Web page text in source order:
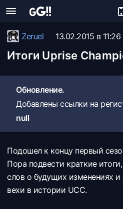
Zeruel 13.02.2015 в 11:26
Итоги Uprise
Обновление.
Добавлены ссылки на
null
Подошел к концу первый
Пора подвести краткие
слов о будущих изменениях
вехи в истории UCC.